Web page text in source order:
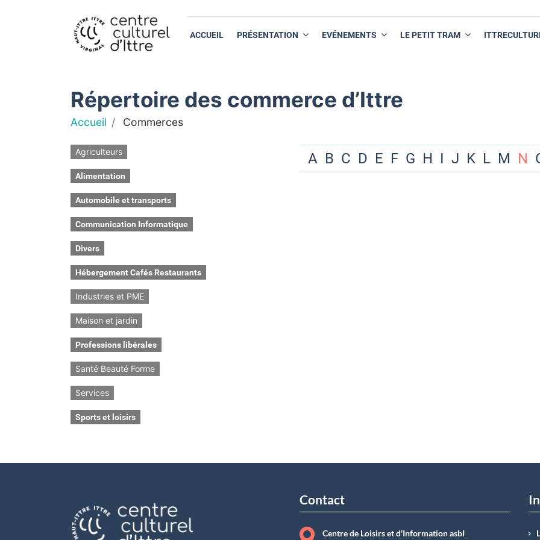
ACCUEIL PRÉSENTATION EVÉNEMENTS LE PETIT TRAM
Répertoire des commerce d’Ittre
Accueil Commerces
Agriculteurs
Alimentation
Automobile et transports
Communication Informatique
Divers
Hébergement Cafés Restaurants
Industries et PME
Maison et jardin
Professions libérales
Santé Beauté Forme
Services
Sports et loisirs
A B C D E F G H I J K L M N
Contact
Centre de Loisirs et d'Information asbI